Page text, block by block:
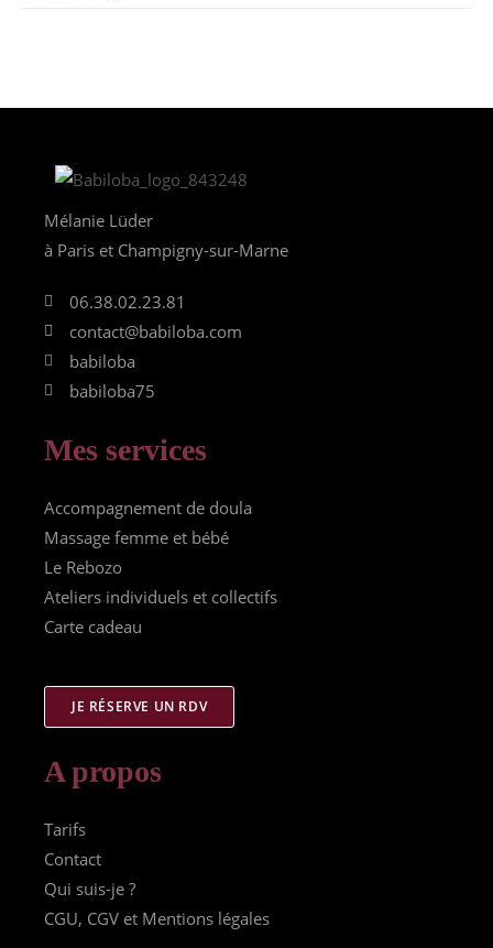
Mélanie Lüder
à Paris et Champigny-sur-Marne
06.38.02.23.81
contact@babiloba.com
babiloba
babiloba75
Mes services
Accompagnement de doula
Massage femme et bébé
Le Rebozo
Ateliers individuels et collectifs
Carte cadeau
JE RÉSERVE UN RDV
A propos
Tarifs
Contact
Qui suis-je ?
CGU, CGV et Mentions légales